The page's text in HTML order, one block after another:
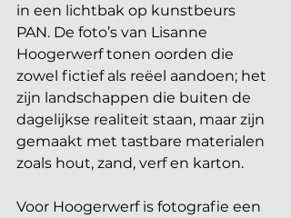
in een lichtbak op kunstbeurs
PAN. De foto’s van Lisanne
Hoogerwerf tonen oorden die
zowel fictief als reëel aandoen; het
zijn landschappen die buiten de
dagelijkse realiteit staan, maar zijn
gemaakt met tastbare materialen
zoals hout, zand, verf en karton.
Voor Hoogerwerf is fotografie een